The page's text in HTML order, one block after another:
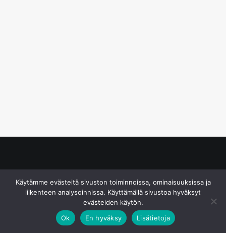
Käytämme evästeitä sivuston toiminnoissa, ominaisuuksissa ja
liikenteen analysoinnissa. Käyttämällä sivustoa hyväksyt
evästeiden käytön.
Ok
En hyväksy Lisätietoja